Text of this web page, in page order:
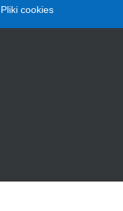
Pliki cookies